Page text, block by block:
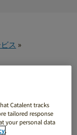
ス »
Catalent tracks
tailored response
your personal data
.